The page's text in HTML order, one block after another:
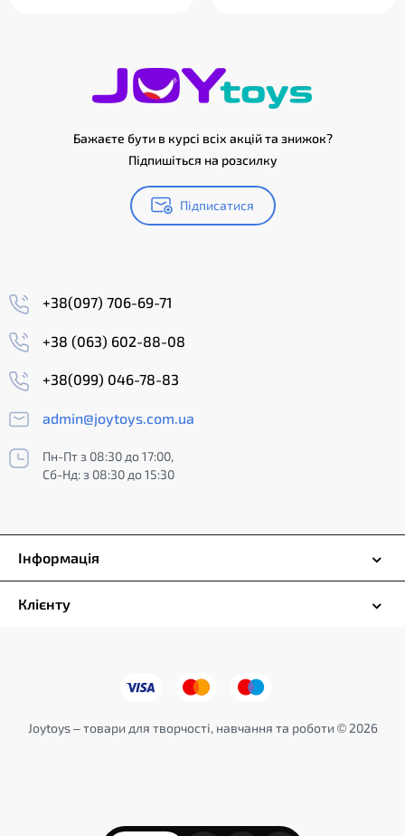
Бажаєте бути в курсі всіх акцій та знижок?
Підпишіться на розсилку
Підписатися
+38(097) 706-69-71
+38 (063) 602-88-08
+38(099) 046-78-83
admin@joytoys.com.ua
Пн-Пт з 08:30 до 17:00,
Сб-Нд: з 08:30 до 15:30
Інформація
Клієнту
Joytoys – товари для творчості, навчання та роботи © 2026